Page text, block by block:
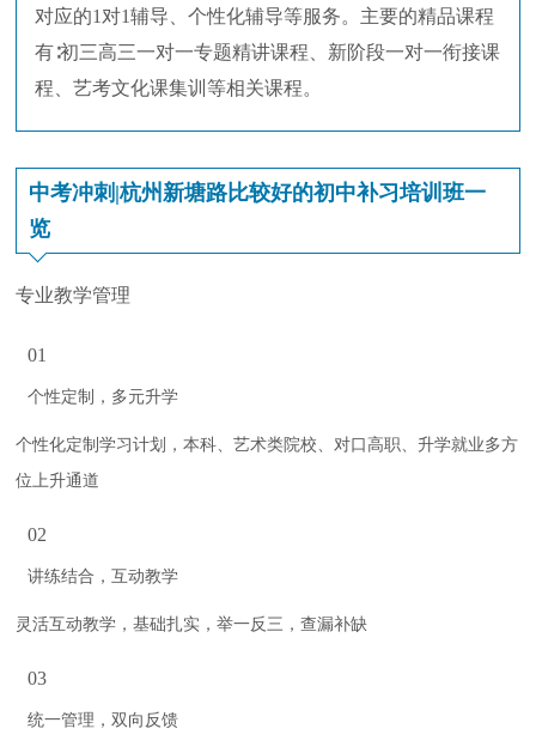
对应的1对1辅导、个性化辅导等服务。主要的精品课程
有∶初三高三一对一专题精讲课程、新阶段一对一衔接课
程、艺考文化课集训等相关课程。
中考冲刺|杭州新塘路比较好的初中补习培训班一
览
专业教学管理
01
个性定制，多元升学
个性化定制学习计划，本科、艺术类院校、对口高职、升学就业多方
位上升通道
02
讲练结合，互动教学
灵活互动教学，基础扎实，举一反三，查漏补缺
03
统一管理，双向反馈